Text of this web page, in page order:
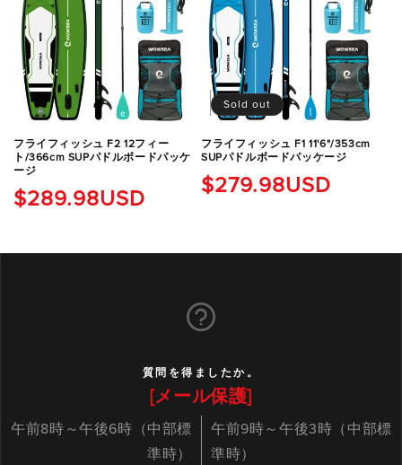
フライフィッシュ F2 12フィー
ト/366cm SUPパドルボードパッケ
ージ
通
常
格
$289.98USD
Sold out
フライフィッシュ F1 11'6"/353cm
SUPパドルボードパッケージ
通
常
$279.98USD
質問を得ましたか。
[メール保護]
午前8時～午後6時（中部標
準時）
午前9時～午後3時（中部標
準時）